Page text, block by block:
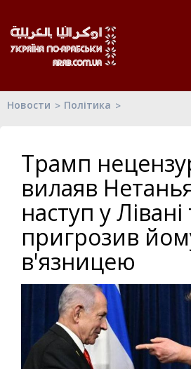
Новости Політика
Трамп
вилаяв
наступ у Лівані
пригрозив
в'язницею